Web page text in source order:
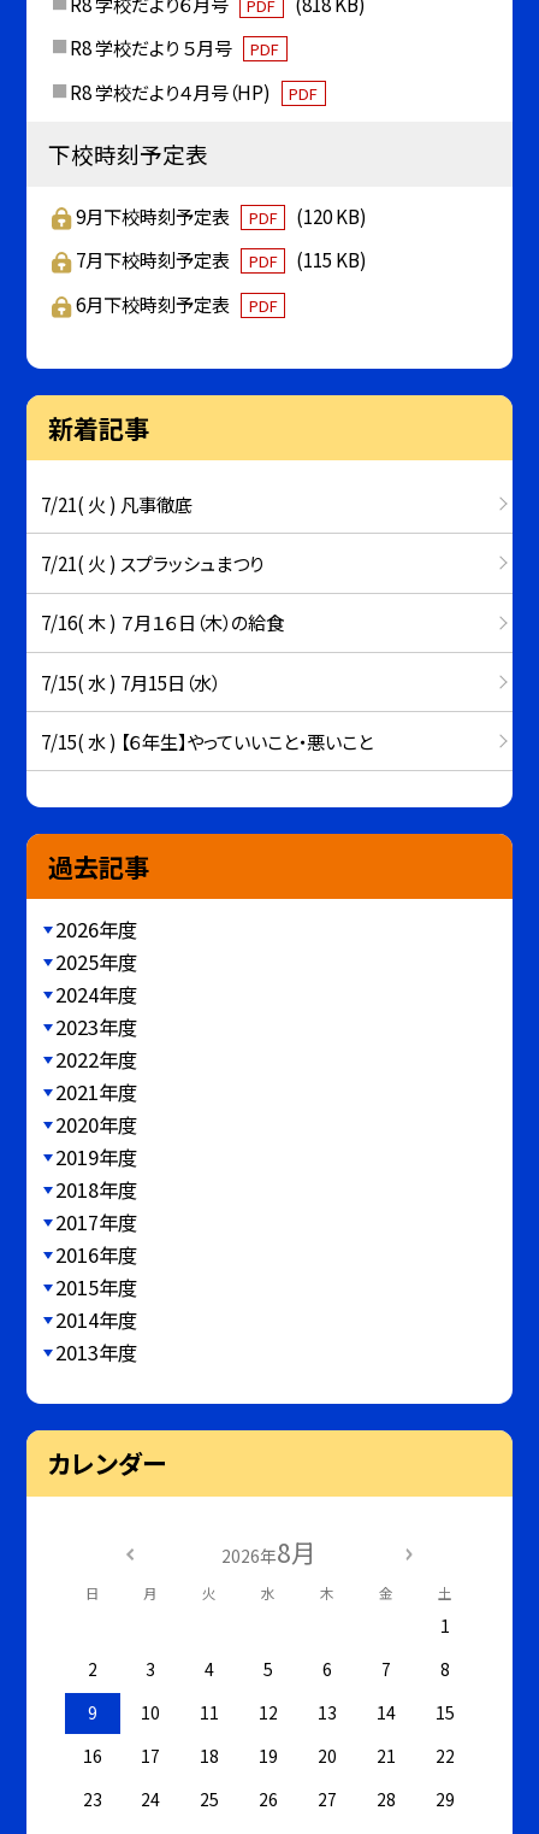
PDF
R8 学校だより ５月号
PDF
R8 学校だより４月号（HP) PDF
下校時刻予定表
9月下校時刻予定表 PDF
(120 KB)
7月下校時刻予定表
PDF
(115 KB)
6月下校時刻予定表
PDF
新着記事
7/21( 火 ) 凡事徹底
7/21( 火 ) スプラッシュまつり
7/16( 木 ) ７月１６日（木）の給食
7/15( 水 ) 7月15日（水）
7/15( 水 ) 【６年生】やっていいこと・悪いこと
過去記事
2026年度
2025年度
2024年度
2023年度
2022年度
2021年度
2020年度
2019年度
2018年度
2017年度
2016年度
2015年度
2014年度
2013年度
カレンダー
2026年8月
日 月 火 水 木 金 土
1
2
3 4 5 6 7
8
9
10 11 12 13 14
15
16
17 18 19 20 21
22
23
24 25 26 27 28
29